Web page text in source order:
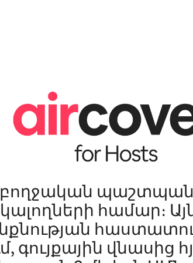
համար։
գույքային վնասից